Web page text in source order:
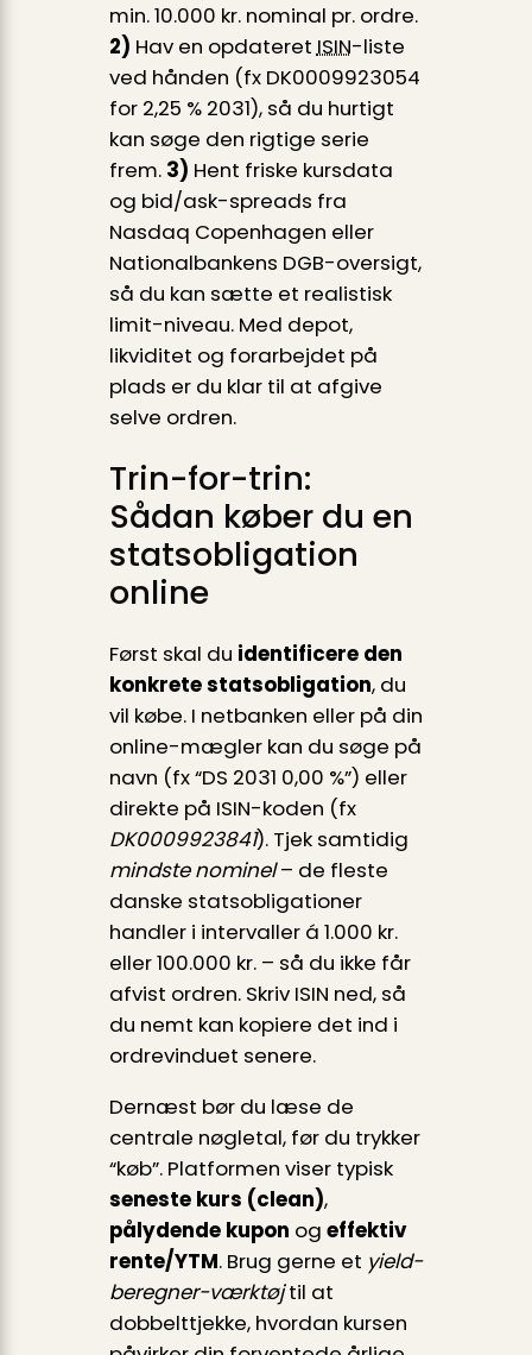
min. 10.000 kr. nominal pr. ordre.
2) Hav en opdateretISIN-liste
ved hånden (fx DK0009923054
for 2,25 % 2031), så du hurtigt
kan søge den rigtige serie
frem. 3) Hent friske kursdata
og bid/ask-spreads fra
Nasdaq Copenhagen eller
Nationalbankens DGB-oversigt,
så du kan sætte et realistisk
limit-niveau. Med depot,
likviditet og forarbejdet på
plads er du klar til at afgive
selve ordren.
Trin-for-trin:
Sådan køber du en
statsobligation
online
Først skal du identificere den
konkrete statsobligation, du
vil købe. I netbanken eller på din
online-mægler kan du søge på
navn (fx “DS 2031 0,00 %”) eller
direkte på ISIN-koden (fx
DK0009923841). Tjek samtidig
mindste nominel– de fleste
danske statsobligationer
handler i intervaller á 1.000 kr.
eller 100.000 kr. – så du ikke får
afvist ordren. Skriv ISIN ned, så
du nemt kan kopiere det ind i
ordre­vinduet senere.
Dernæst bør du læse de
centrale nøgletal, før du trykker
“køb”. Platformen viser typisk
seneste kurs (clean),
pålydende kupon og effektiv
rente/YTM. Brug gerne et yield-
beregner-værktøjtil at
dobbelttjekke, hvordan kursen